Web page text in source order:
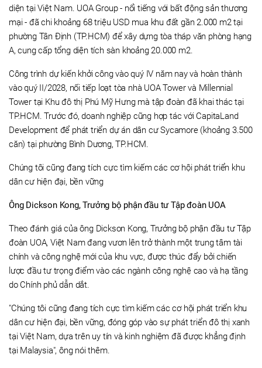
diện tại Việt Nam. UOA Group - nổi tiếng với bất động sản thương
mại - đã chi khoảng 68 triệu USD mua khu đất gần 2.000 m2 tại
phường Tân Định (TP.HCM) để xây dựng tòa tháp văn phòng hạng
A, cung cấp tổng diện tích sàn khoảng 20.000 m2.
Công trình dự kiến khởi công vào quý IV năm nay và hoàn thành
vào quý II/2028, nối tiếp loạt tòa nhà UOA Tower và Millennial
Tower tại Khu đô thị Phú Mỹ Hưng mà tập đoàn đã khai thác tại
TP.HCM. Trước đó, doanh nghiệp cũng hợp tác với CapitaLand
Development để phát triển dự án dân cư Sycamore (khoảng 3.500
căn) tại phường Bình Dương, TP.HCM.
Chúng tôi cũng đang tích cực tìm kiếm các cơ hội phát triển khu
dân cư hiện đại, bền vững
Ông Dickson Kong, Trưởng bộ phận đầu tư Tập đoàn UOA
Theo đánh giá của ông Dickson Kong, Trưởng bộ phận đầu tư Tập
đoàn UOA, Việt Nam đang vươn lên trở thành một trung tâm tài
chính và công nghệ mới của khu vực, được thúc đẩy bởi chiến
lược đầu tư trọng điểm vào các ngành công nghệ cao và hạ tầng
do Chính phủ dẫn dắt.
"Chúng tôi cũng đang tích cực tìm kiếm các cơ hội phát triển khu
dân cư hiện đại, bền vững, đóng góp vào sự phát triển đô thị xanh
tại Việt Nam, dựa trên uy tín và kinh nghiệm đã được khẳng định
tại Malaysia", ông nói thêm.